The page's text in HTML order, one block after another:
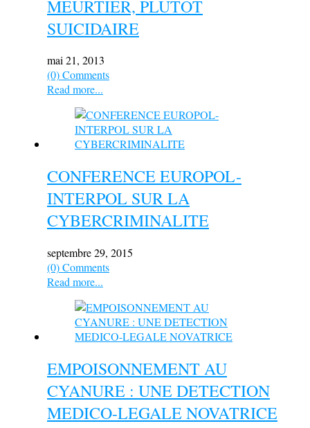
MEURTIER, PLUTOT
SUICIDAIRE
mai 21, 2013
(0) Comments
Read more...
CONFERENCE EUROPOL-
INTERPOL SUR LA
CYBERCRIMINALITE
septembre 29, 2015
(0) Comments
Read more...
EMPOISONNEMENT AU
CYANURE : UNE DETECTION
MEDICO-LEGALE NOVATRICE